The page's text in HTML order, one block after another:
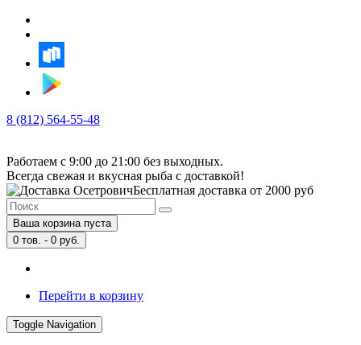
8 (812) 564-55-48
Работаем с 9:00 до 21:00 без выходных.
Всегда свежая и вкусная рыба с доставкой!
Бесплатная доставка от 2000 руб
Ваша корзина пуста
0 тов. - 0 руб.
Перейти в корзину
Toggle Navigation